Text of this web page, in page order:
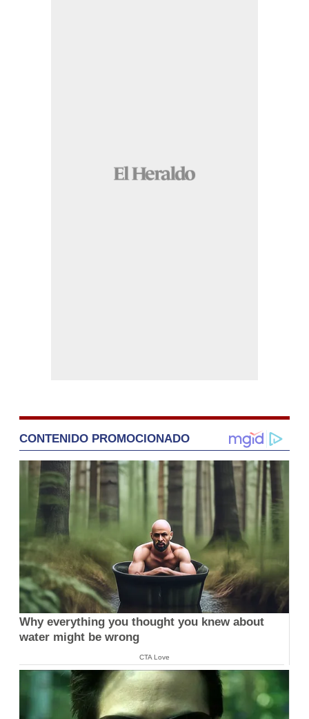
CONTENIDO PROMOCIONADO
Why everything you thought you knew about
water might be wrong
CTA Love